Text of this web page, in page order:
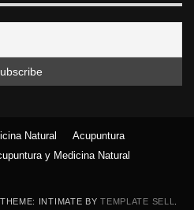
INTIMATE BYTEMPLATE SELL
Natural
Acupuntura
y Medicina Natural